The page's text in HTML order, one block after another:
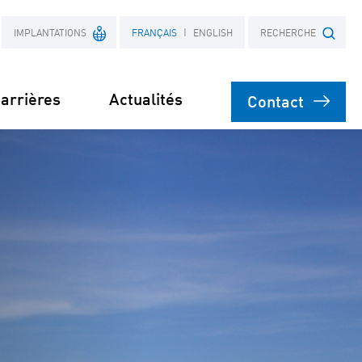
IMPLANTATIONS
France
FRANÇAIS ENGLISH RECHERCHE
Actualités Contact